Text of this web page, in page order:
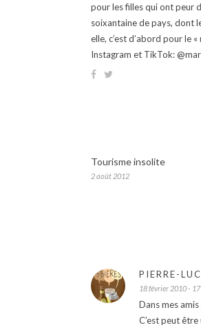
pour les filles qui ont peur
soixantaine de pays, dont
elle, c’est d’abord pour le
Instagram et TikTok:
Tourisme insolite
2 août 2012
PIERRE-LUC
18 février 2010 -
Dans mes
C’est peut